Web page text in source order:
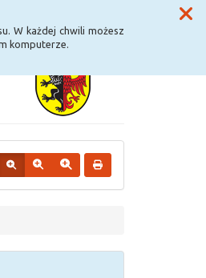
W każdej chwili możesz
komputerze.